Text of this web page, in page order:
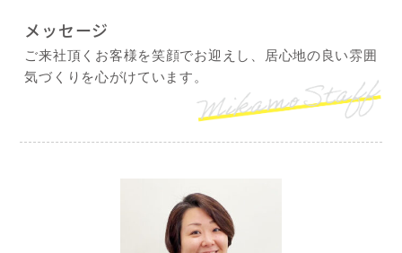
メッセージ
ご来社頂くお客様を笑顔でお迎えし、居心地の良い雰囲
気づくりを心がけています。